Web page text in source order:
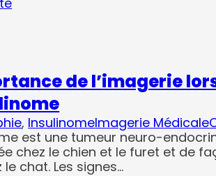
de l’imagerie
, InsulinomeImagerie Médicale
est une tumeur neuro-
chez le chien et le furet et de
chat. Les signes…